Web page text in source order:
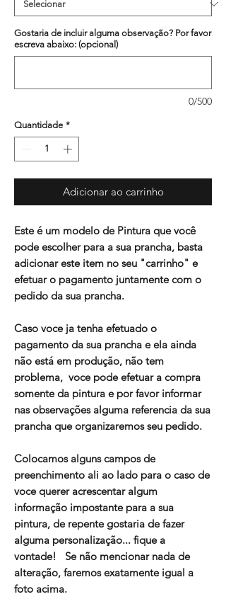
Gostaria de incluir alguma observação? Por favor
escreva abaixo: (opcional)
0/500
Quantidade *
Adicionar ao carrinho
Este é um modelo de Pintura que você
pode escolher para a sua prancha, basta
adicionar este item no seu "carrinho" e
efetuar o pagamento juntamente com o
pedido da sua prancha.
Caso voce ja tenha efetuado o
pagamento da sua prancha e ela ainda
não está em produção, não tem
problema, voce pode efetuar a compra
somente da pintura e por favor informar
nas observações alguma referencia da sua
prancha que organizaremos seu pedido.
Colocamos alguns campos de
preenchimento ali ao lado para o caso de
voce querer acrescentar algum
informação impostante para a sua
pintura, de repente gostaria de fazer
alguma personalização... fique a
vontade! Se não mencionar nada de
alteração, faremos exatamente igual a
foto acima.